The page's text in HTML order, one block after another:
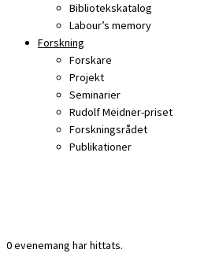
Bibliotekskatalog
Labour’s memory
Forskning
Forskare
Projekt
Seminarier
Rudolf Meidner-priset
Forskningsrådet
Publikationer
0 evenemang har hittats.